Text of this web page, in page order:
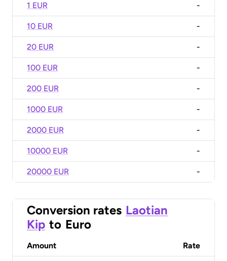
1 EUR -
10 EUR -
20 EUR -
100 EUR -
200 EUR -
1000 EUR -
2000 EUR -
10000 EUR -
20000 EUR -
Conversion rates Laotian
Kip to Euro
Amount Rate